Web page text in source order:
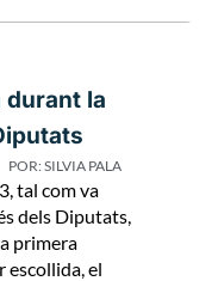
la
POR:SILVIA PALA
tal com va
dels Diputats,
primera
escollida, el